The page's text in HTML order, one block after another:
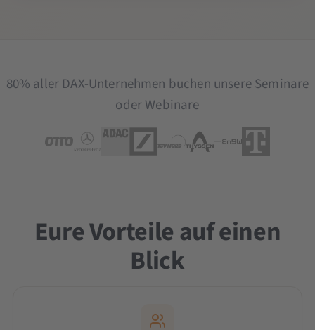
80% aller DAX-Unternehmen buchen unsere Seminare
oder Webinare
Eure Vorteile auf einen
Blick